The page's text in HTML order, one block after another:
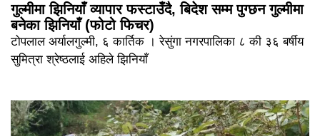
गुल्मीमा झिनियाँ व्यापार फस्टाउँदै, बिदेश सम्म पुग्छन गुल्मीमा
बनेका झिनियाँ (फोटो फिचर)
टोपलाल अर्यालगुल्मी, ६ कार्तिक । रेसुंगा नगरपालिका ८ की ३६ बर्षीय
सुमित्रा श्रेष्ठलाई अहिले झिनियाँ